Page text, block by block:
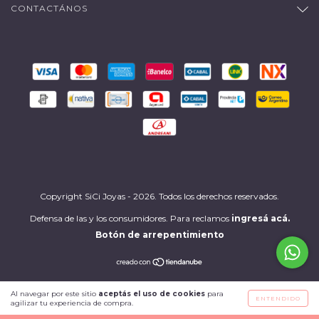
Al navegar por este sitio aceptás el uso de cookies para
agilizar tu experiencia de compra.
ENTENDIDO
CONTACTÁNOS
Copyright SiCi Joyas - 2026. Todos los derechos reservados.
Defensa de las y los consumidores. Para reclamos ingresá acá.
Botón de arrepentimiento